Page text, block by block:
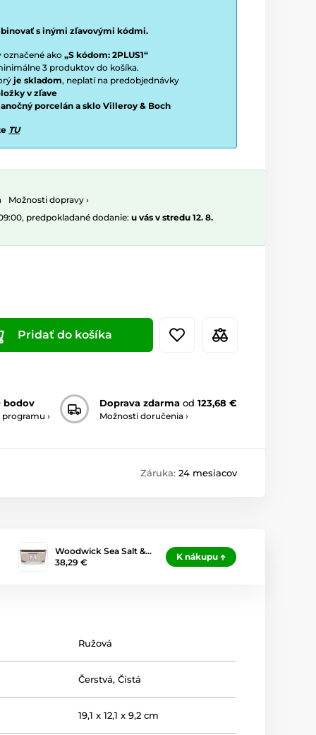
s inými zľavovými kódmi.
ako „S kódom: 2PLUS1“
3 produktov do košíka.
je skladom, neplatí na predobjednávky
v zľave
porcelán a sklo Villeroy & Boch
TU
Možnosti dopravy ›
predpokladané dodanie: u vás v stredu 12. 8.
Pridať do košíka
bodov
›
Doprava zdarma od 123,68 €
Možnosti doručenia ›
Záruka: 24 mesiacov
Woodwick Sea Salt &…
38,29 €
K nákupu
Ružová
Čerstvá,Čistá
19,1 x 12,1 x 9,2 cm